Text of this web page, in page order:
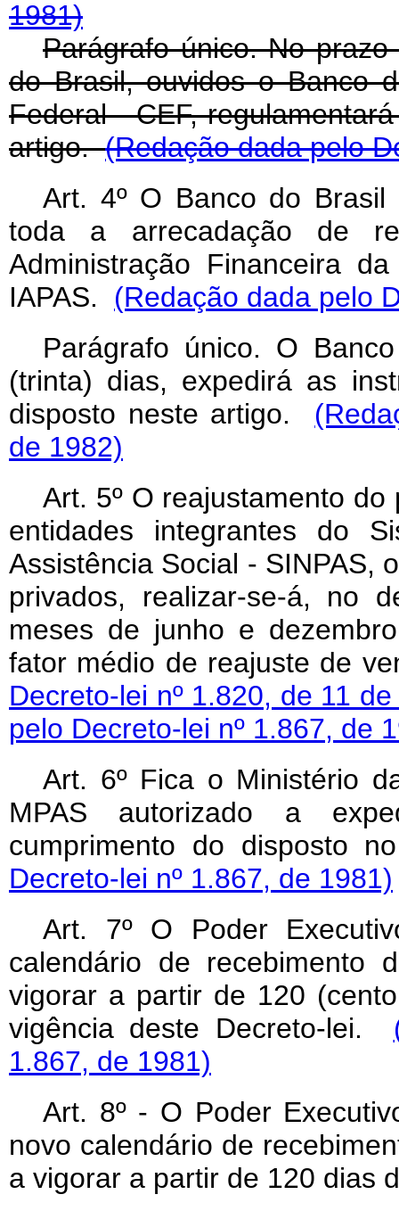
1981)
Parágrafo único. No
do Brasil, ouvidos o Banco
Federal - CEF,
artigo.(Redação dada pelo
Art. 4º O Banco do
toda a arrecadação de
Administração Financeira
IAPAS. (Redação dada pelo
Parágrafo único. O
(trinta) dias, expedirá as
disposto neste artigo.
de 1982)
Art. 5º O reajustamento
entidades integrantes do
Assistência Social - SINPAS,
privados, realizar-se-á, no
meses de junho e
fator médio de reajuste de
Decreto-lei nº 1.820, de 11
pelo Decreto-lei nº 1.867, de
Art. 6º Fica o Ministério
MPAS autorizado a
cumprimento do
Decreto-lei nº 1.867, de 1981)
Art. 7º O Poder
calendário de recebimento
vigorar a partir de 120
vigência deste Decreto-lei.
1.867, de 1981)
Art. 8º - O Poder
novo calendário de
a vigorar a partir de 120 dias